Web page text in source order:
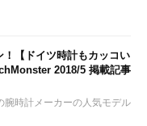
！【ドイツ時計もカッコい
2018/5 掲載記事
時計メーカーの人気モデル